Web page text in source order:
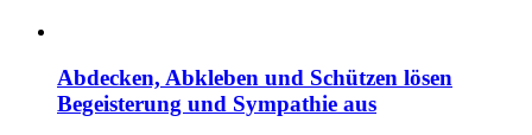
Abdecken, Abkleben und Schützen lösen
Begeisterung und Sympathie aus